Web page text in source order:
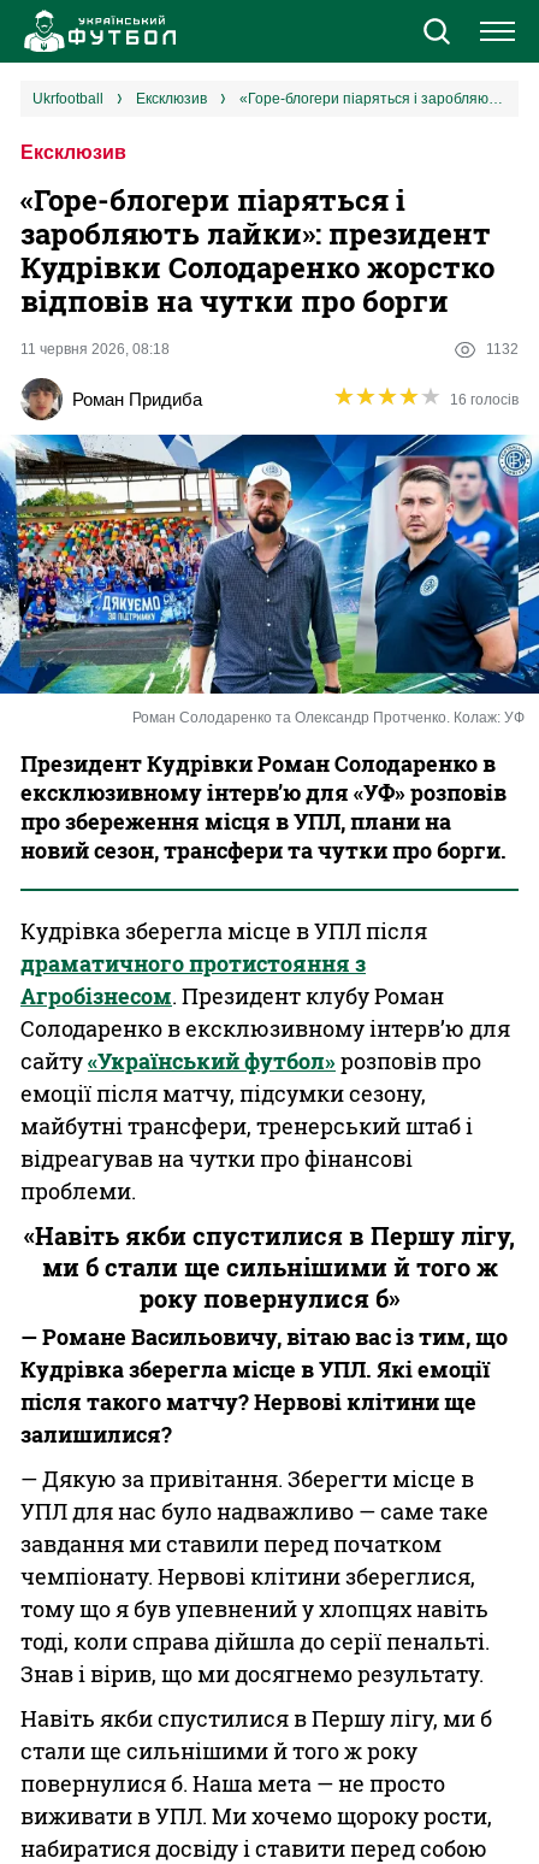
Новини
Єврокубки
УПЛ
Різне
Букмекери
Казино
ukrfootball ексклюзив «Горе-блогери піаряться і заробляють лайки»: президент Кудрівки Солодаренко жорстко відповів на чутки про борги
Ексклюзив
«Горе-блогери піаряться і
заробляють лайки»: президент
Кудрівки Солодаренко жорстко
відповів на чутки про борги
11 червня 2026, 08:18 1132
Роман Придиба ★★★★★
★★★★★ 16 голосів
Роман Солодаренко та Олександр Протченко. Колаж: УФ
Президент Кудрівки Роман Солодаренко в
ексклюзивному інтерв’ю для «УФ» розповів
про збереження місця в УПЛ, плани на
новий сезон, трансфери та чутки про борги.
Кудрівка зберегла місце в УПЛ після
драматичного протистояння з
Агробізнесом. Президент клубу Роман
Солодаренко в ексклюзивному інтерв’ю для
сайту«Український футбол»розповів про
емоції після матчу, підсумки сезону,
майбутні трансфери, тренерський штаб і
відреагував на чутки про фінансові
проблеми.
«Навіть якби спустилися в Першу лігу,
ми б стали ще сильнішими й того ж
року повернулися б»
— Романе Васильовичу, вітаю вас із тим, що
Кудрівка зберегла місце в УПЛ. Які емоції
після такого матчу? Нервові клітини ще
залишилися?
— Дякую за привітання. Зберегти місце в
УПЛ для нас було надважливо — саме таке
завдання ми ставили перед початком
чемпіонату. Нервові клітини збереглися,
тому що я був упевнений у хлопцях навіть
тоді, коли справа дійшла до серії пенальті.
Знав і вірив, що ми досягнемо результату.
Навіть якби спустилися в Першу лігу, ми б
стали ще сильнішими й того ж року
повернулися б. Наша мета — не просто
виживати в УПЛ. Ми хочемо щороку рости,
набиратися досвіду і ставити перед собою